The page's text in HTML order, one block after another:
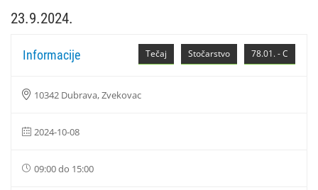
23.9.2024.
78.01. - C
Stočarstvo
Tečaj
Informacije
10342 Dubrava, Zvekovac
2024-10-08
09:00 do 15:00